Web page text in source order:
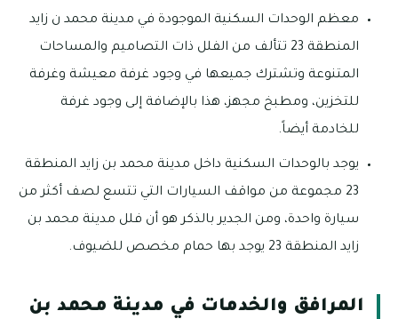
معظم الوحدات السكنية الموجودة في مدينة محمد ن زايد
المنطقة 23 تتألف من الفلل ذات التصاميم والمساحات
المتنوعة وتشترك جميعها في وجود غرفة معيشة وغرفة
للتخزين، ومطبخ مجهز، هذا بالإضافة إلى وجود غرفة
للخادمة أيضاً.
يوجد بالوحدات السكنية داخل مدينة محمد بن زايد المنطقة
23 مجموعة من مواقف السيارات التي تتسع لصف أكثر من
سيارة واحدة، ومن الجدير بالذكر هو أن فلل مدينة محمد بن
زايد المنطقة 23 يوجد بها حمام مخصص للضيوف.
المرافق والخدمات في مدينة محمد بن